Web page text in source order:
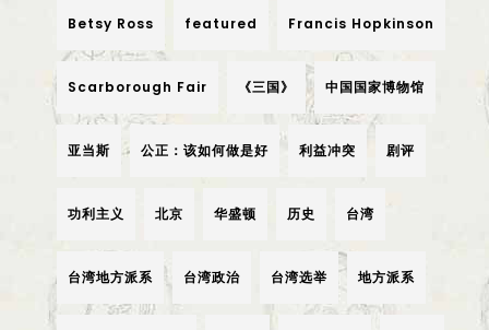
Betsy Ross featured Francis Hopkinson
Scarborough Fair 《三国》 中国国家博物馆
亚当斯 公正：该如何做是好 利益冲突 剧评
功利主义 北京 华盛顿 历史 台湾
台湾地方派系 台湾政治 台湾选举 地方派系